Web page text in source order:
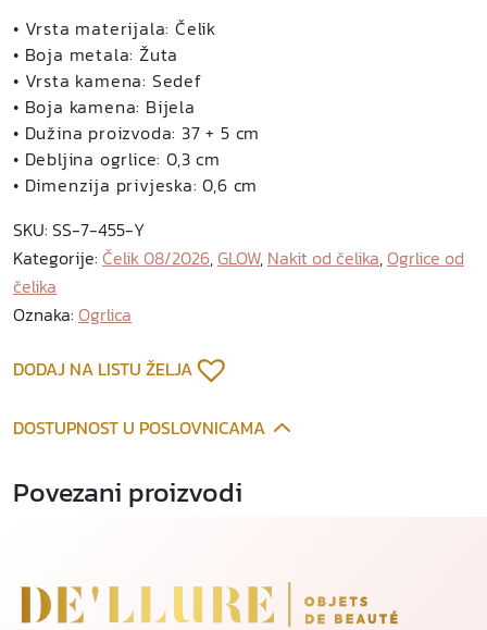
• Vrsta materijala: Čelik
• Boja metala: Žuta
• Vrsta kamena: Sedef
• Boja kamena: Bijela
• Dužina proizvoda: 37 + 5 cm
• Debljina ogrlice: 0,3 cm
• Dimenzija privjeska: 0,6 cm
SKU: SS-7-455-Y
Kategorije: Čelik 08/2026,GLOW, Nakit od čelika,Ogrlice od
čelika
Oznaka: Ogrlica
DODAJ NA LISTU ŽELJA
DOSTUPNOST U POSLOVNICAMA
Povezani proizvodi